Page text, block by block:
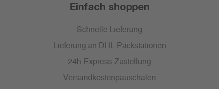
Einfach shoppen
Schnelle Lieferung
Lieferung an DHL Packstationen
24h-Express-Zustellung
Versandkostenpauschalen